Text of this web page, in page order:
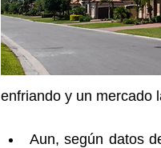
enfriando y un mercado
Aun, según datos